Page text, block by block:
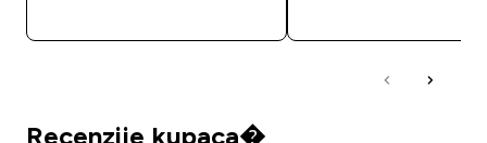
Recenzije kupaca�